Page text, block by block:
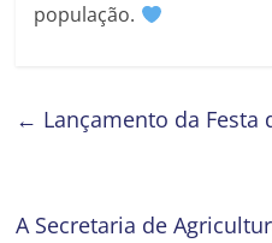
população.
← Lançamento da Festa
A Secretaria de